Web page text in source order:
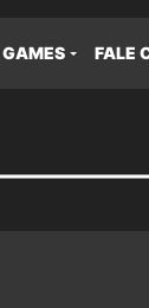
GAMES FALE